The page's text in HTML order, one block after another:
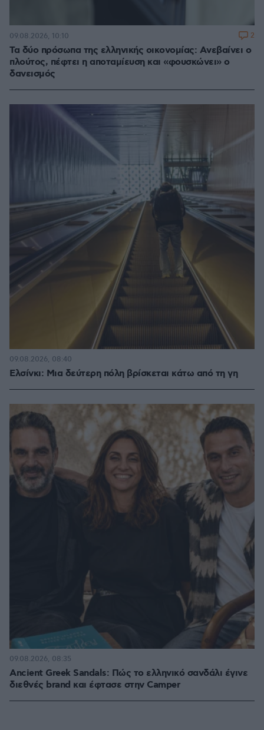
Τα δύο πρόσωπα της ελληνικής οικονομίας: Aνεβαίνει ο
πλούτος, πέφτει η αποταμίευση και «φουσκώνει» ο
δανεισμός
09.08.2026, 10:10 2
Ελσίνκι: Mια δεύτερη πόλη βρίσκεται κάτω από τη γη
09.08.2026, 08:40
Ancient Greek Sandals: Πώς το ελληνικό σανδάλι έγινε
διεθνές brand και έφτασε στην Camper
09.08.2026, 08:35